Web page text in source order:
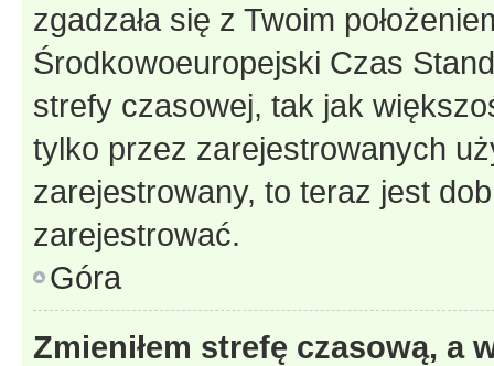
zgadzała się z Twoim
Środkowoeuropejski Czas
strefy czasowej, tak jak
tylko przez zarejestrowanych
zarejestrowany, to teraz jest
zarejestrować.
Góra
Zmieniłem strefę czasową, a